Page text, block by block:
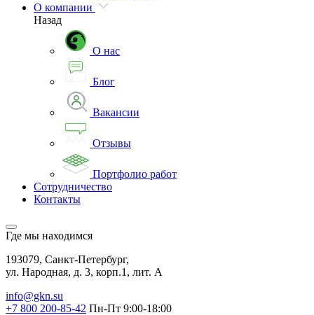
О компании
Назад
О нас
Блог
Вакансии
Отзывы
Портфолио работ
Сотрудничество
Контакты
Где мы находимся
193079, Санкт-Петербург,
ул. Народная, д. 3, корп.1, лит. А
info@gkn.su
+7 800 200-85-42 Пн-Пт 9:00-18:00